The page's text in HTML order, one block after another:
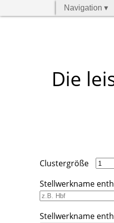
Navigation ▾
Die
Clustergröße
Stellwerkname
Stellwerkname